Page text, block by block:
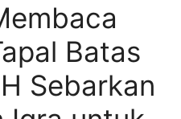
Batas
Sebarkan